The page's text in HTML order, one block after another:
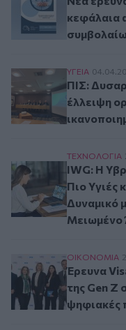
κεφάλαια
ΠΙΣ:
ΥΓΕΙΑ
ΠΙΣ:
έλλειψη
IWG: Η
ΤΕΧΝΟΛΟΓΙΑ
IWG: Η
Πιο Υγιές
Δυναμικό
Μειωμένο
Έρευνα
ΟΙΚΟΝΟΜΙΑ
Έρευνα
της Gen Z
ψηφιακές